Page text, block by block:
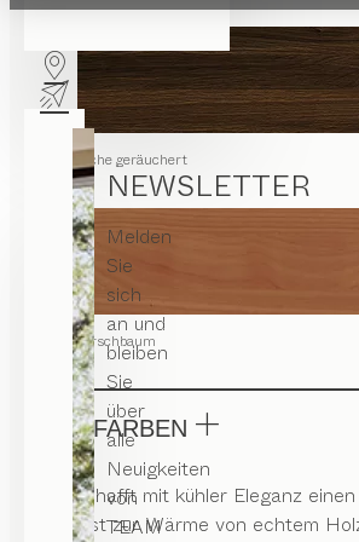
NEWSLETTER
Melden
Sie
sich
an und
bleiben
Sie
über
alle
Neuigkeiten
von
TEAM
Eiche geräuchert
Kirschbaum
GLASFARBEN
Glas schafft mit kühler Eleganz
Kontrast zur Wärme von echtem